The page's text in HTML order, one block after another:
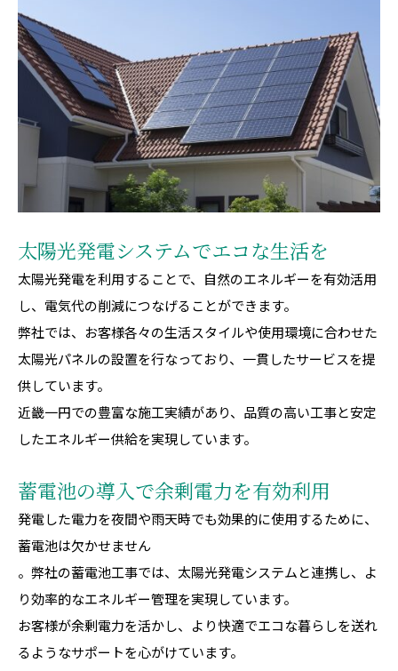
太陽光発電システムでエコな生活を
太陽光発電を利用することで、自然のエネルギーを有効活用
し、電気代の削減につなげることができます。
弊社では、お客様各々の生活スタイルや使用環境に合わせた
太陽光パネルの設置を行なっており、一貫したサービスを提
供しています。
近畿一円での豊富な施工実績があり、品質の高い工事と安定
したエネルギー供給を実現しています。
蓄電池の導入で余剰電力を有効利用
発電した電力を夜間や雨天時でも効果的に使用するために、
蓄電池は欠かせません
。弊社の蓄電池工事では、太陽光発電システムと連携し、よ
り効率的なエネルギー管理を実現しています。
お客様が余剰電力を活かし、より快適でエコな暮らしを送れ
るようなサポートを心がけています。